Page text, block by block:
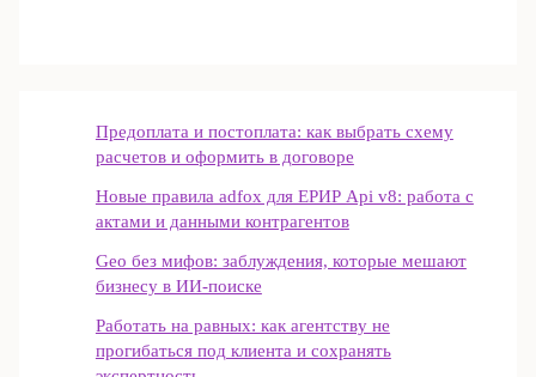
Предоплата и постоплата: как выбрать схему
расчетов и оформить в договоре
Новые правила adfox для ЕРИР Api v8: работа с
актами и данными контрагентов
Geo без мифов: заблуждения, которые мешают
бизнесу в ИИ‑поиске
Работать на равных: как агентству не
прогибаться под клиента и сохранять